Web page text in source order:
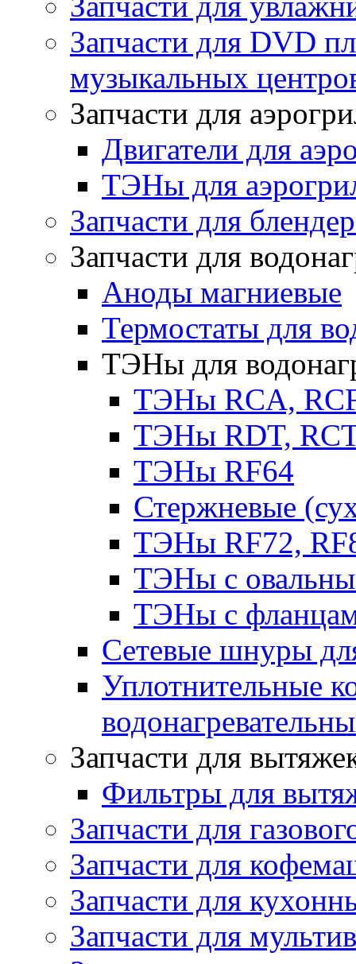
Запчасти для DVD
музыкальных
Запчасти для
Двигатели для
ТЭНы для
Запчасти для
Запчасти для
Аноды магниевые
Термостаты для
ТЭНы для
ТЭНы RCA,
ТЭНы RDT,
ТЭНы RF64
Стержневые
ТЭНы RF72,
ТЭНы с
ТЭНы с
Сетевые шнуры
Уплотнительные
Запчасти для
Фильтры для
Запчасти для
Запчасти для
Запчасти для
Запчасти для